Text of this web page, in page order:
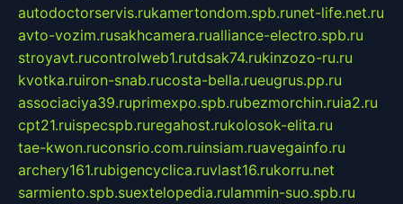
autodoctorservis.rukamertondom.spb.runet-life.net.ru
avto-vozim.rusakhcamera.rualliance-electro.spb.ru
stroyavt.rucontrolweb1.rutdsak74.rukinzozo-ru.ru
kvotka.ruiron-snab.rucosta-bella.rueugrus.pp.ru
associaciya39.ruprimexpo.spb.rubezmorchin.ruia2.ru
cpt21.ruispecspb.ruregahost.rukolosok-elita.ru
tae-kwon.ruconsrio.com.ruinsiam.ruavegainfo.ru
archery161.rubigencyclica.ruvlast16.rukorru.net
sarmiento.spb.suextelopedia.rulammin-suo.spb.ru